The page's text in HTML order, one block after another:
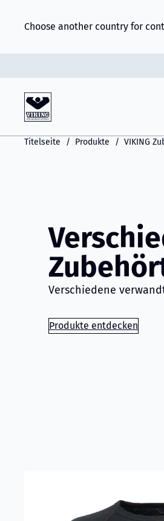
Choose another country for
Titelseite Produkte VIKING
Verschiedene
Produkte entdecken